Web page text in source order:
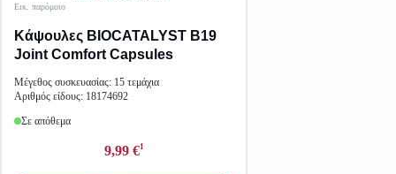
Εικ. παρόμοιο
Κάψουλες BIOCATALYST B19
Joint Comfort Capsules
Μέγεθος συσκευασίας: 15 τεμάχια
Αριθμός είδους: 18174692
Σε απόθεμα
9,99 €1